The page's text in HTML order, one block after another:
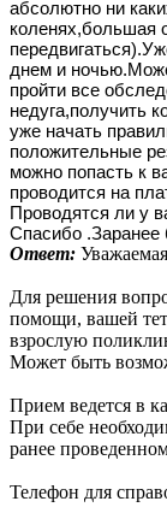
абсолютно ни
коленях,большая
днем и
пройти все
недуга,получить
уже начать
положительные
можно попасть к
проводится на
Проводятся ли у
Спасибо .Заранее
Ответ:
Для решения
помощи, вашей
взрослую
Может быть
Прием ведется в
При себе
ранее
Телефон для